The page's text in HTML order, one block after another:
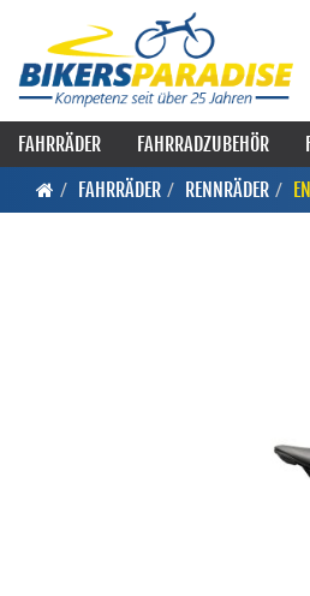
FAHRRÄDER FAHRRADZUBEHÖR
FAHRRÄDER
RENNRÄDER